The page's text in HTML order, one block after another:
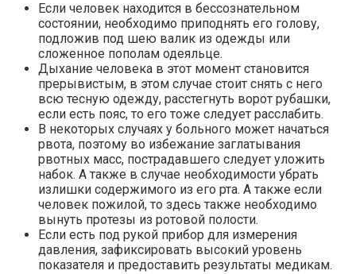
Если человек находится в бессознательном
состоянии, необходимо приподнять его голову,
подложив под шею валик из одежды или
сложенное пополам одеяльце.
Дыхание человека в этот момент становится
прерывистым, в этом случае стоит снять с него
всю тесную одежду, расстегнуть ворот рубашки,
если есть пояс, то его тоже следует расслабить.
В некоторых случаях у больного может начаться
рвота, поэтому во избежание заглатывания
рвотных масс, пострадавшего следует уложить
набок. А также в случае необходимости убрать
излишки содержимого из его рта. А также если
человек пожилой, то здесь также необходимо
вынуть протезы из ротовой полости.
Если есть под рукой прибор для измерения
давления, зафиксировать высокий уровень
показателя и предоставить результаты медикам.